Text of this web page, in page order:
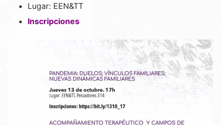
Lugar: EEN&TT
Inscripciones